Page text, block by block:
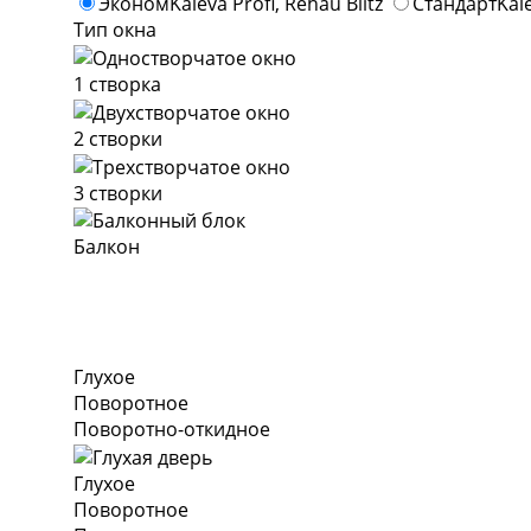
Тип окна
1 створка
2 створки
3 створки
Балкон
Глухое
Поворотное
Поворотно-откидное
Глухое
Поворотное